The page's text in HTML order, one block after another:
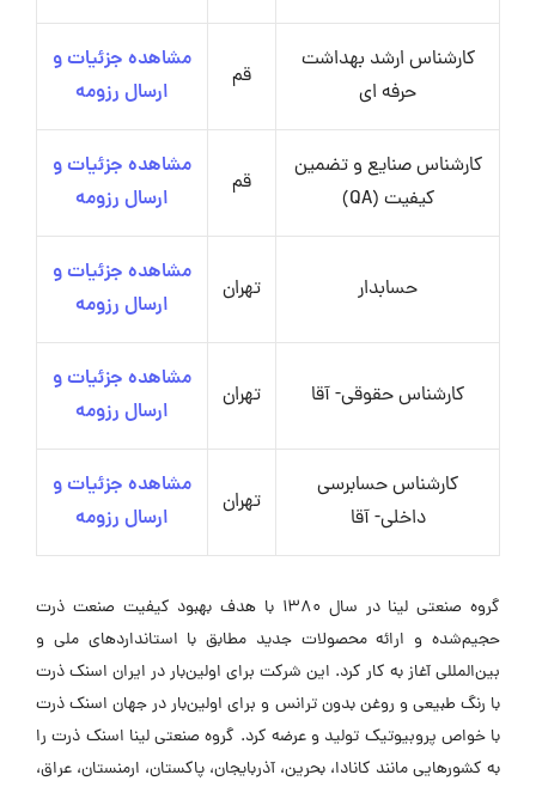
کارشناس ارشد بهداشت
حرفه ای
قم
مشاهده جزئیات و
ارسال رزومه
کارشناس صنایع و تضمین
کیفیت (QA)
قم
مشاهده جزئیات و
ارسال رزومه
حسابدار تهران
مشاهده جزئیات و
ارسال رزومه
کارشناس حقوقی- آقا تهران
مشاهده جزئیات و
ارسال رزومه
کارشناس حسابرسی
داخلی- آقا
تهران
مشاهده جزئیات و
ارسال رزومه
گروه صنعتی لینا در سال 1380 با هدف بهبود کیفیت صنعت ذرت
حجیم‌شده و ارائه محصولات جدید مطابق با استانداردهای ملی و
بین‌المللی آغاز به کار کرد. این شرکت برای اولین‌بار در ایران اسنک ذرت
با رنگ طبیعی و روغن بدون ترانس و برای اولین‌بار در جهان اسنک ذرت
با خواص پروبیوتیک تولید و عرضه کرد. گروه صنعتی لینا اسنک ذرت را
به کشورهایی مانند کانادا، بحرین، آذربایجان، پاکستان، ارمنستان، عراق،